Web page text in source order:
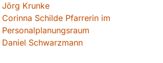
Jörg Krunke
Corinna Schilde Pfarrerin im
Personalplanungsraum
Daniel Schwarzmann